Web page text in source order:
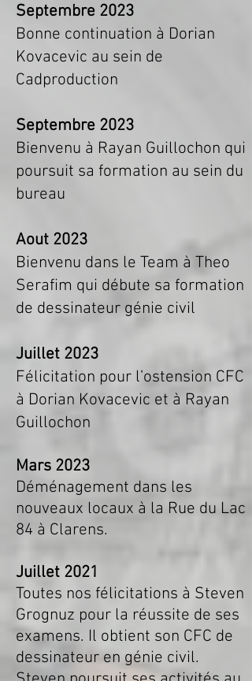
Septembre 2023
Bonne continuation à Dorian
Kovacevic au sein de
Cadproduction
Septembre 2023
Bienvenu à Rayan Guillochon qui
poursuit sa formation au sein du
bureau
Aout 2023
Bienvenu dans le Team à Theo
Serafim qui débute sa formation
de dessinateur génie civil
Juillet 2023
Félicitation pour l’ostension CFC
à Dorian Kovacevic et à Rayan
Guillochon
Mars 2023
Déménagement dans les
nouveaux locaux à la Rue du Lac
84 à Clarens.
Juillet 2021
Toutes nos félicitations à Steven
Grognuz pour la réussite de ses
examens. Il obtient son CFC de
dessinateur en génie civil.